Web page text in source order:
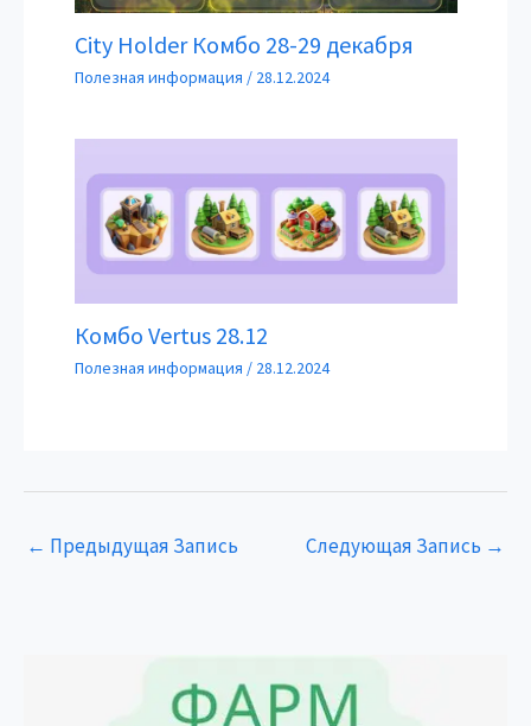
City Holder Комбо 28-29 декабря
Полезная информация / 28.12.2024
Комбо Vertus 28.12
Полезная информация / 28.12.2024
← Предыдущая Запись Следующая Запись →